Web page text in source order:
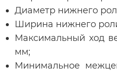
Диаметр нижнего
Ширина нижнего
Максимальный ход
мм;
Минимальное